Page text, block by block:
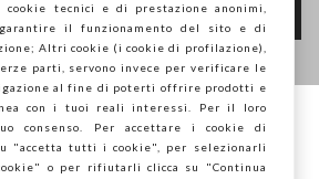
STEFANEL Italia, vuoi
tecnici e di prestazione anonimi,
il funzionamento del sito e di
Altri cookie (i cookie di profilazione),
parti, servono invece per verificare le
al fine di poterti offrire prodotti e
con i tuoi reali interessi. Per il loro
consenso. Per accettare i cookie di
"accetta tutti i cookie", per selezionarli
o per rifiutarli clicca su "Continua